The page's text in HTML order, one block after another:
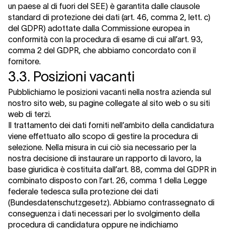
un paese al di fuori del SEE) è garantita dalle clausole
standard di protezione dei dati (art. 46, comma 2, lett. c)
del GDPR) adottate dalla Commissione europea in
conformità con la procedura di esame di cui all’art. 93,
comma 2 del GDPR, che abbiamo concordato con il
fornitore.
3.3. Posizioni vacanti
Pubblichiamo le posizioni vacanti nella nostra azienda sul
nostro sito web, su pagine collegate al sito web o su siti
web di terzi.
Il trattamento dei dati forniti nell’ambito della candidatura
viene effettuato allo scopo di gestire la procedura di
selezione. Nella misura in cui ciò sia necessario per la
nostra decisione di instaurare un rapporto di lavoro, la
base giuridica è costituita dall’art. 88, comma del GDPR in
combinato disposto con l’art. 26, comma 1 della Legge
federale tedesca sulla protezione dei dati
(Bundesdatenschutzgesetz). Abbiamo contrassegnato di
conseguenza i dati necessari per lo svolgimento della
procedura di candidatura oppure ne indichiamo